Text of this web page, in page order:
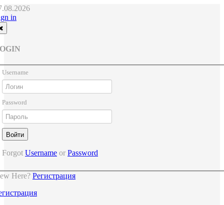
in
Username
Password
Forgot Username or Password
Here? Регистрация